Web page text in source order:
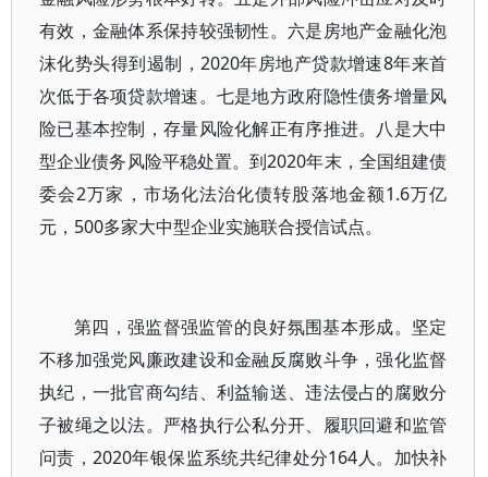
有效，金融体系保持较强韧性。六是房地产金融化泡
沫化势头得到遏制，2020年房地产贷款增速8年来首
次低于各项贷款增速。七是地方政府隐性债务增量风
险已基本控制，存量风险化解正有序推进。八是大中
型企业债务风险平稳处置。到2020年末，全国组建债
委会2万家，市场化法治化债转股落地金额1.6万亿
元，500多家大中型企业实施联合授信试点。
第四，强监督强监管的良好氛围基本形成。坚定
不移加强党风廉政建设和金融反腐败斗争，强化监督
执纪，一批官商勾结、利益输送、违法侵占的腐败分
子被绳之以法。严格执行公私分开、履职回避和监管
问责，2020年银保监系统共纪律处分164人。加快补